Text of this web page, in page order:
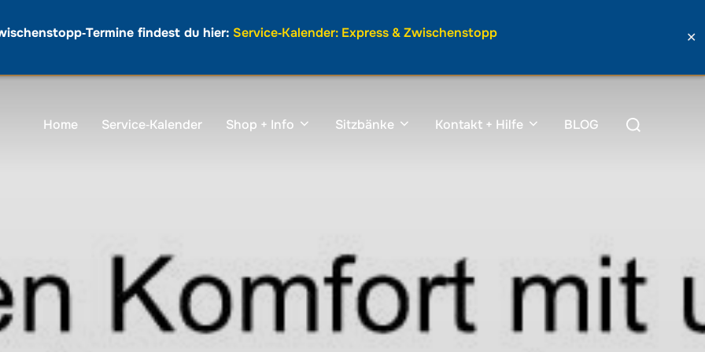
findest du hier: Service‑Kalender: Express & Zwischenstopp ✕
Home Service‑Kalender Shop + Info Sitzbänke Kontakt + Hilfe BLOG
Suchen
nach: